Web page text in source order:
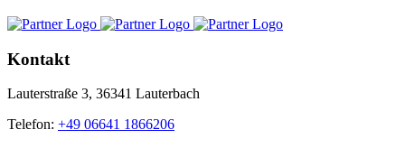
Kontakt
Lauterstraße 3, 36341 Lauterbach
Telefon: +49 06641 1866206